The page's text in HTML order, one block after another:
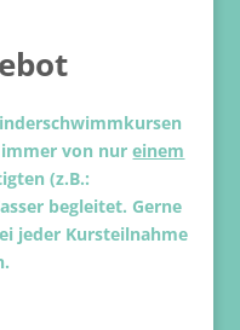
immer von nureinem
(z.B.:
begleitet. Gerne
jeder Kursteilnahme